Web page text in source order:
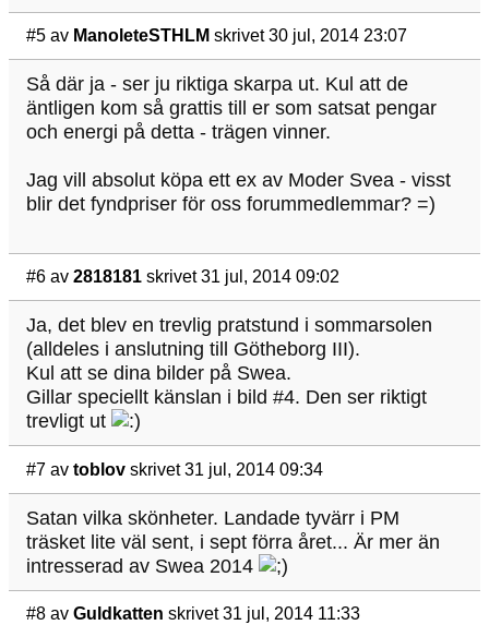
#5 av ManoleteSTHLM skrivet 30 jul, 2014 23:07
Så där ja - ser ju riktiga skarpa ut. Kul att de
äntligen kom så grattis till er som satsat pengar
och energi på detta - trägen vinner.
Jag vill absolut köpa ett ex av Moder Svea - visst
blir det fyndpriser för oss forummedlemmar? =)
#6 av 2818181 skrivet 31 jul, 2014 09:02
Ja, det blev en trevlig pratstund i sommarsolen
(alldeles i anslutning till Götheborg III).
Kul att se dina bilder på Swea.
Gillar speciellt känslan i bild #4. Den ser riktigt
trevligt ut
#7 av toblov skrivet 31 jul, 2014 09:34
Satan vilka skönheter. Landade tyvärr i PM
träsket lite väl sent, i sept förra året... Är mer än
intresserad av Swea 2014
#8 av Guldkatten skrivet 31 jul, 2014 11:33